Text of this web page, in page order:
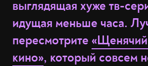
выглядящая хуже тв-
идущая меньше часа.
пересмотрите «Щенячий
кино», который совсем